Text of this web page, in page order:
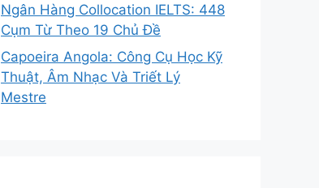
Ngân Hàng Collocation IELTS: 448
Cụm Từ Theo 19 Chủ Đề
Capoeira Angola: Công Cụ Học Kỹ
Thuật, Âm Nhạc Và Triết Lý
Mestre